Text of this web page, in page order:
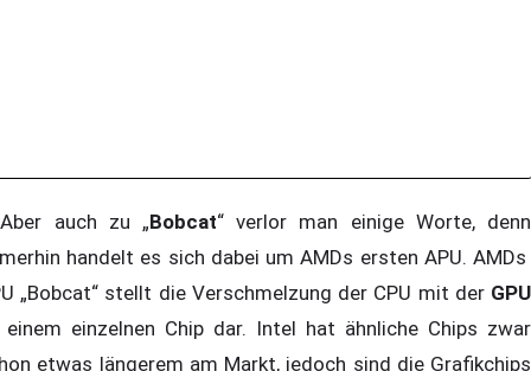
auch zu „Bobcat“ verlor man einige Worte, denn
handelt es sich dabei um AMDs ersten APU. AMDs
„Bobcat“ stellt die Verschmelzung der CPU mit der GPU
einem einzelnen Chip dar. Intel hat ähnliche Chips zwar
etwas längerem am Markt, jedoch sind die Grafikchips